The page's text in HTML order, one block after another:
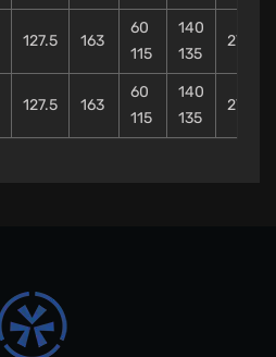
127.5 163
60
115
140
135
27
127.5 163
60
115
140
135
27